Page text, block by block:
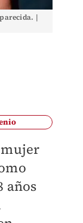
|
años